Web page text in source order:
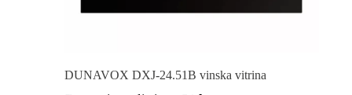
DUNAVOX DXJ-24.51B vinska vitrina